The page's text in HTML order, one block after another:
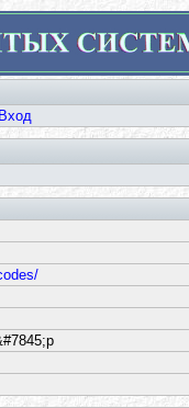
Вход